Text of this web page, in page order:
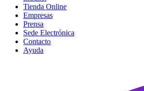
Tienda Online
Empresas
Prensa
Sede Electrónica
Contacto
Ayuda